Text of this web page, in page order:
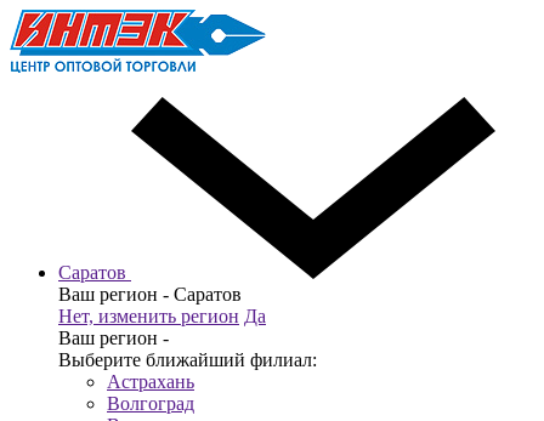
Саратов
Ваш регион - Саратов
Нет, изменить регион Да
Ваш регион -
Выберите ближайший филиал:
Астрахань
Волгоград